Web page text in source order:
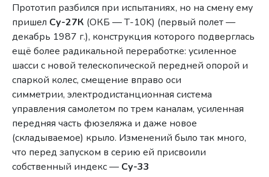
Прототип разбился при испытаниях, но на смену ему
пришел Су-27К (ОКБ — Т-10K) (первый полет —
декабрь 1987 г.), конструкция которого подверглась
ещё более радикальной переработке: усиленное
шасси с новой телескопической передней опорой и
спаркой колес, смещение вправо оси
симметрии, электродистанционная система
управления самолетом по трем каналам, усиленная
передняя часть фюзеляжа и даже новое
(складываемое) крыло. Изменений было так много,
что перед запуском в серию ей присвоили
собственный индекс — Су-33